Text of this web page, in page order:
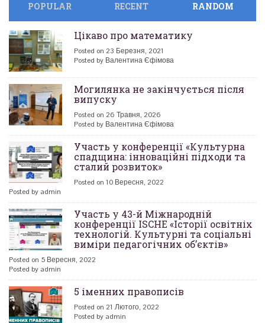
POPULAR RECENT RANDOM
Цікаво про математику
Posted on 23 Березня, 2021
Posted by Валентина Єфімова
Могилянка не закінчується після
випуску
Posted on 26 Травня, 2026
Posted by Валентина Єфімова
Участь у конференції «Культурна
спадщина: інноваційні підходи та
сталий розвиток»
Posted on 10 Вересня, 2022
Posted by admin
Участь у 43-й Міжнародній
конференції ISCHE «Історії освітніх
технологій. Культурні та соціальні
виміри педагогічних об’єктів»
Posted on 5 Вересня, 2022
Posted by admin
5 іменних правописів
Posted on 21 Лютого, 2022
Posted by admin